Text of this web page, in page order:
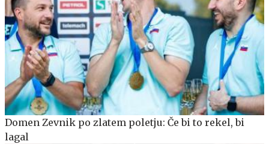
Domen Zevnik po zlatem poletju: Če bi to rekel, bi
lagal